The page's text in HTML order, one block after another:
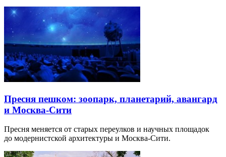
Пресня пешком: зоопарк, планетарий, авангард
и Москва-Сити
Пресня меняется от старых переулков и научных площадок
до модернистской архитектуры и Москва-Сити.